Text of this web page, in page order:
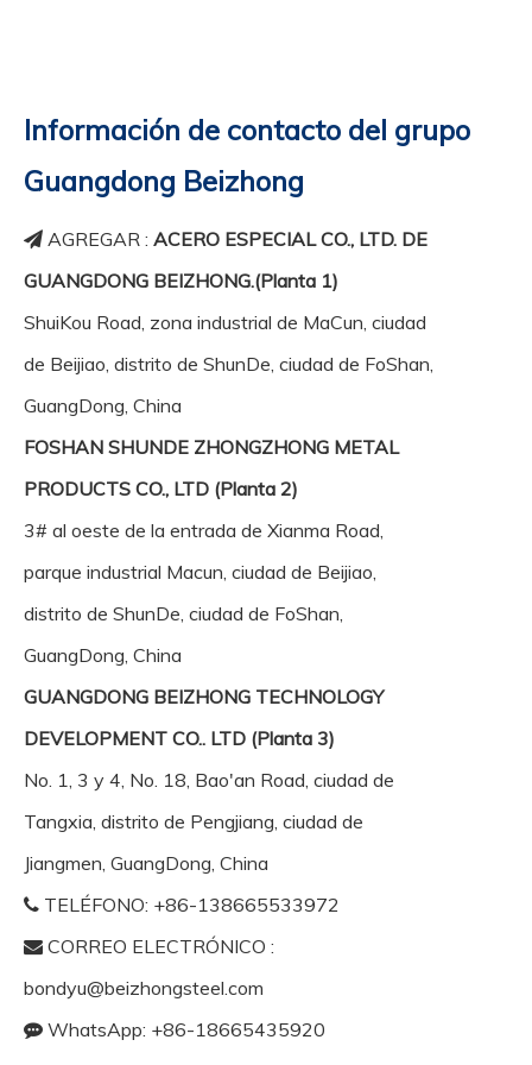
Información de contacto del grupo
Guangdong Beizhong
 AGREGAR : ACERO ESPECIAL CO., LTD. DE
GUANGDONG BEIZHONG.(Planta 1)
ShuiKou Road, zona industrial de MaCun, ciudad
de Beijiao, distrito de ShunDe, ciudad de FoShan,
GuangDong, China
FOSHAN SHUNDE ZHONGZHONG METAL
PRODUCTS CO., LTD (Planta 2)
3# al oeste de la entrada de Xianma Road,
parque industrial Macun, ciudad de Beijiao,
distrito de ShunDe, ciudad de FoShan,
GuangDong, China
GUANGDONG BEIZHONG TECHNOLOGY
DEVELOPMENT CO.. LTD (Planta 3)
No. 1, 3 y 4, No. 18, Bao'an Road, ciudad de
Tangxia, distrito de Pengjiang, ciudad de
Jiangmen, GuangDong, China
 TELÉFONO: +86-138665533972
 CORREO ELECTRÓNICO :
bondyu@beizhongsteel.com
 WhatsApp: +86-18665435920